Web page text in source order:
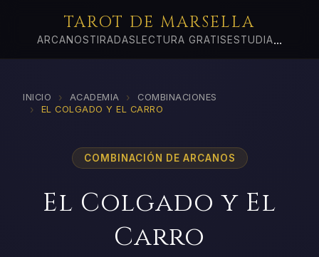
TAROT DE MARSELLA
ARCANOSTIRADAS LECTURA GRATIS ESTUDIA...
INICIO › ACADEMIA › COMBINACIONES
› EL COLGADO Y EL CARRO
COMBINACIÓN DE ARCANOS
El Colgado y El
Carro